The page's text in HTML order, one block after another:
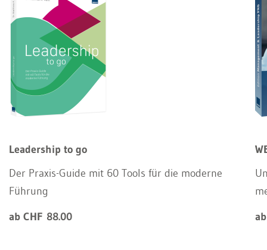
Leadership to go
Der Praxis-Guide mit 60 Tools für die moderne
Führung
ab CHF 88.00